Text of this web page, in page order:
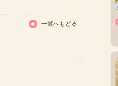
一覧へもどる